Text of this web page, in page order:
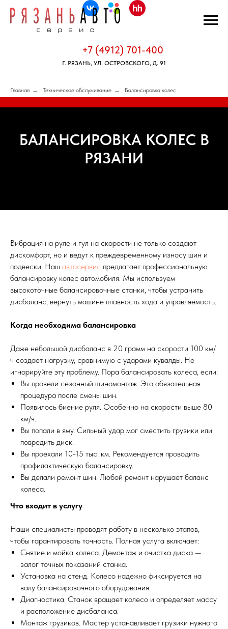
+7 (4912) 701-400
Г. РЯЗАНЬ, УЛ. ОСТРОВСКОГО, Д. 91
Главная → Техническое обслуживание → Балансировка колес
БАЛАНСИРОВКА КОЛЕС В
РЯЗАНИ
Вибрация на руле и гул на скорости не только создают
дискомфорт, но и ведут к преждевременному износу шин и
подвески. Наш автосервис предлагает профессиональную
балансировку колес автомобиля. Мы используем
высокоточные балансировочные станки, чтобы устранить
дисбаланс, вернуть машине плавность хода и управляемость.
Когда необходима балансировка
Даже небольшой дисбаланс в 20 грамм на скорости 100 км/
ч создает нагрузку, сравнимую с ударами кувалды. Не
игнорируйте эту проблему. Пора балансировать колеса, если:
Вы провели сезонный шиномонтаж. Это обязательная
процедура после смены шин.
Появилось биение руля. Особенно на скорости выше 80
км/ч.
Вы попали в яму. Сильный удар мог сместить грузики или
повредить диск.
Вы проехали 10-15 тыс. км. Рекомендуется проводить
профилактическую балансировку.
Вы делали ремонт шин. Любой ремонт нарушает баланс
колеса.
Что входит в услугу
Наши специалисты проводят работу в несколько этапов,
чтобы гарантировать точность. Полная услуга включает:
Снятие и мойка колеса. Демонтаж и очистка диска —
залог точных показаний станка.
Установка на стенд. Колесо надежно фиксируется на
валу балансировочного оборудования.
Диагностика. Станок вращает колесо и определяет массу
и расположение дисбаланса.
Монтаж грузиков. Мастер устанавливает грузики нужного